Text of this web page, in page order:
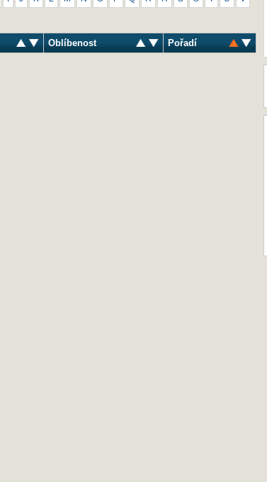
Oblíbenost Pořadí